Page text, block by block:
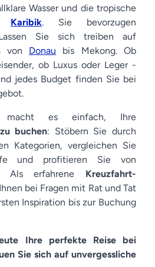
Wasser und die tropische
Karibik. Sie bevorzugen
Lassen Sie sich treiben auf
von Donau bis Mekong. Ob
ob Luxus oder Leger -
jedes Budget finden Sie bei
macht es einfach, Ihre
buchen: Stöbern Sie durch
Kategorien, vergleichen Sie
und profitieren Sie von
Als erfahrene Kreuzfahrt-
bei Fragen mit Rat und Tat
Inspiration bis zur Buchung
Ihre perfekte Reise bei
Sie sich auf unvergessliche